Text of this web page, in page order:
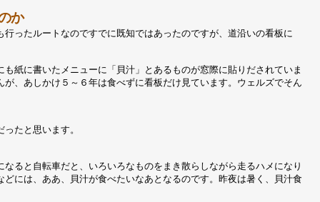
か
ったルートなのですでに既知ではあったのですが、道沿いの看板に
紙に書いたメニューに「貝汁」とあるものが窓際に貼りだされていま
、あしかけ５～６年は食べずに看板だけ見ています。ウェルズでそん
たと思います。
ると自転車だと、いろいろなものをまき散らしながら走るハメになり
には、ああ、貝汁が食べたいなあとなるのです。昨夜は暑く、貝汁食